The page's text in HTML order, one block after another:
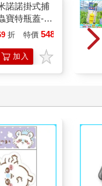
告辭了。等你明天好了
然後衝進臥室一頭埋
諾諾掛式捕
寶特瓶蓋-2
x6組
折 特價 548
加入